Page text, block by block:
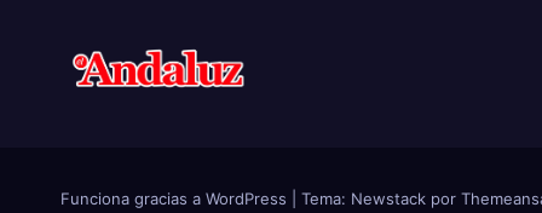
Funciona gracias a WordPress Tema: Newstack por